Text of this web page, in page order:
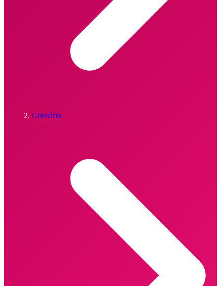
Glossário